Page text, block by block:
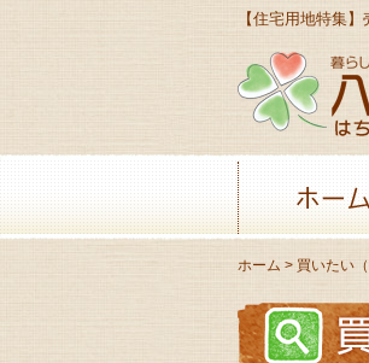
ホーム > 買いたい